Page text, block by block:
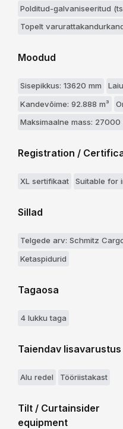
Polditud-galvaniseeritud
Topelt
Moodud
Sisepikkus: 13620 mm
Kandevõime: 92.888 m³
Maksimaalne mass: 27000
Registration /
XL sertifikaat Suitable for
Sillad
Telgede arv: Schmitz
Ketaspidurid
Tagaosa
4 lukku taga
Taiendav lisavarustus
Alu redel Tööriistakast
Tilt / Curtainsider
equipment